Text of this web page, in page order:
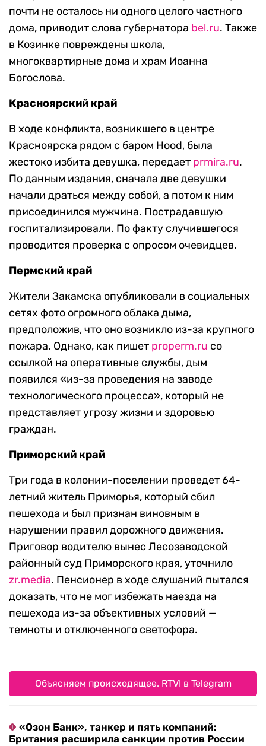
почти не осталось ни одного целого частного
дома, приводит слова губернатора bel.ru. Также
в Козинке повреждены школа,
многоквартирные дома и храм Иоанна
Богослова.
Красноярский край
В ходе конфликта, возникшего в центре
Красноярска рядом с баром Hood, была
жестоко избита девушка, передает prmira.ru.
По данным издания, сначала две девушки
начали драться между собой, а потом к ним
присоединился мужчина. Пострадавшую
госпитализировали. По факту случившегося
проводится проверка с опросом очевидцев.
Пермский край
Жители Закамска опубликовали в социальных
сетях фото огромного облака дыма,
предположив, что оно возникло из-за крупного
пожара. Однако, как пишет properm.ru со
ссылкой на оперативные службы, дым
появился «из-за проведения на заводе
технологического процесса», который не
представляет угрозу жизни и здоровью
граждан.
Приморский край
Три года в колонии-поселении проведет 64-
летний житель Приморья, который сбил
пешехода и был признан виновным в
нарушении правил дорожного движения.
Приговор водителю вынес Лесозаводской
районный суд Приморского края, уточнило
zr.media. Пенсионер в ходе слушаний пытался
доказать, что не мог избежать наезда на
пешехода из-за объективных условий —
темноты и отключенного светофора.
Объясняем происходящее. RTVI в Telegram
«Озон Банк», танкер и пять компаний:
Британия расширила санкции против России